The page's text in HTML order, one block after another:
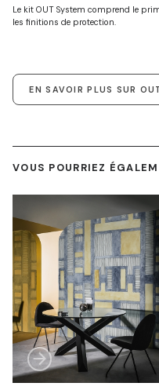
Le kit OUT System comprend le
les finitions de protection.
EN SAVOIR PLUS SUR
VOUS POURRIEZ